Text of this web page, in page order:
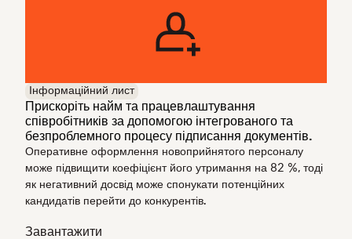
Інформаційний лист
Прискоріть найм та працевлаштування
співробітників за допомогою інтегрованого та
безпроблемного процесу підписання документів.
Оперативне оформлення новоприйнятого персоналу
може підвищити коефіцієнт його утримання на 82 %, тоді
як негативний досвід може спонукати потенційних
кандидатів перейти до конкурентів.
Завантажити